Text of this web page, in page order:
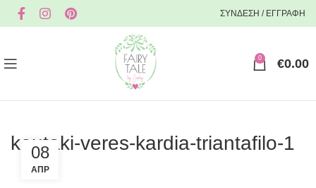
ΣΥΝΔΕΣΗ / ΕΓΓΡΑΦΗ
0 €0.00
koutaki-veres-kardia-triantafilo-1
08
ΑΠΡ